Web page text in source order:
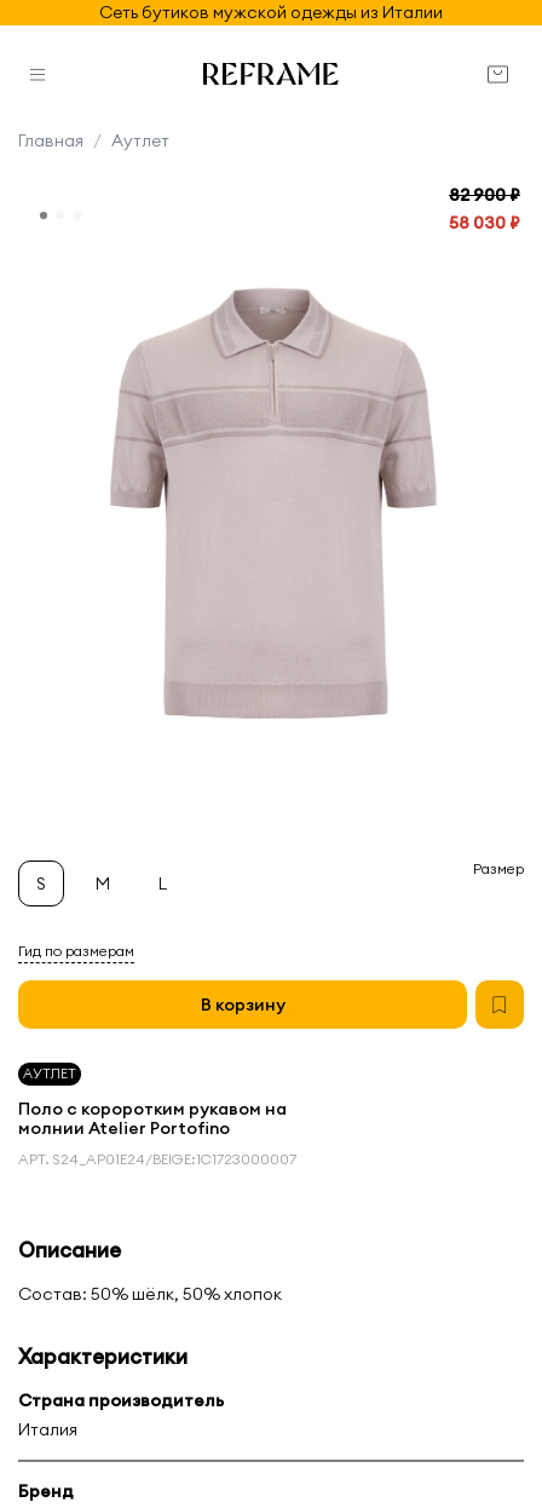
Сеть бутиков мужской одежды из Италии
Главная Аутлет
АУТЛЕТ
Поло с короротким рукавом на
молнии Atelier Portofino
82 900 ₽
58 030 ₽
АРТ. S24_AP01E24/BEIGE:1С1723000007
Гид по размерам
В корзину
Размер
S M L
Описание
Состав: 50% шёлк, 50% хлопок
Характеристики
Страна производитель
Италия
Бренд